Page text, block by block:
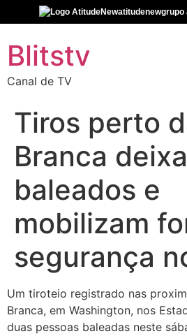
Blitstv
Canal de TV
Tiros perto
Branca
baleados e
mobilizam
segurança
Um tiroteio registrado nas
Branca, em Washington, nos
duas pessoas baleadas neste
atitudenewgrupo